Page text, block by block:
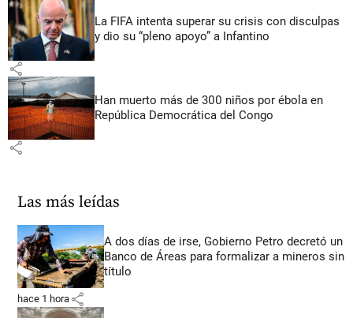
La FIFA intenta superar su crisis con disculpas
y dio su “pleno apoyo” a Infantino
share
Han muerto más de 300 niños por ébola en
República Democrática del Congo
share
Las más leídas
A dos días de irse, Gobierno Petro decretó un
Banco de Áreas para formalizar a mineros sin
título
hace 1 hora share